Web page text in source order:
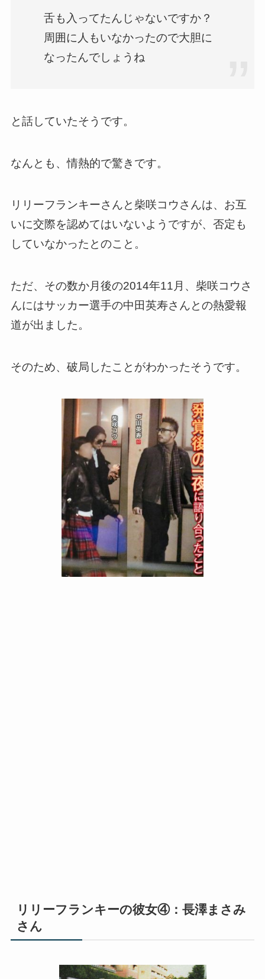
舌も入ってたんじゃないですか？
周囲に人もいなかったので大胆に
なったんでしょうね
と話していたそうです。
なんとも、情熱的で驚きです。
リリーフランキーさんと柴咲コウさんは、お互
いに交際を認めてはいないようですが、否定も
していなかったとのこと。
ただ、その数か月後の2014年11月、柴咲コウさ
んにはサッカー選手の中田英寿さんとの熱愛報
道が出ました。
そのため、破局したことがわかったそうです。
リリーフランキーの彼女④：長澤まさみ
さん